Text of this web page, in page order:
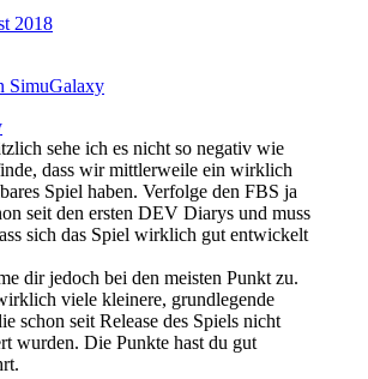
2018
SimuGalaxy
sehe ich es nicht so negativ wie
dass wir mittlerweile ein wirklich
Spiel haben. Verfolge den FBS ja
seit den ersten DEV Diarys und muss
sich das Spiel wirklich gut entwickelt
dir jedoch bei den meisten Punkt zu.
viele kleinere, grundlegende
schon seit Release des Spiels nicht
wurden. Die Punkte hast du gut